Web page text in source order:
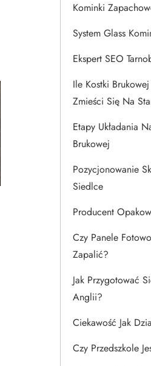
Kominki
System Glass
Ekspert SEO
Ile Kostki
Zmieści Się Na
Etapy Układania
Brukowej
Pozycjonowanie
Siedlce
Producent
Czy Panele
Zapalić?
Jak Przygotować
Anglii?
Ciekawość Jak
Czy Przedszkole